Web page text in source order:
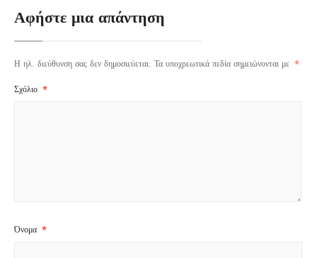
Αφήστε μια απάντηση
Η ηλ. διεύθυνση σας δεν δημοσιεύεται. Τα υποχρεωτικά πεδία σημειώνονται με *
Σχόλιο *
Όνομα *